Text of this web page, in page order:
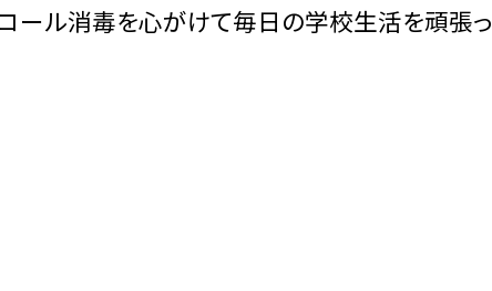
ール消毒を心がけて毎日の学校生活を頑張っ